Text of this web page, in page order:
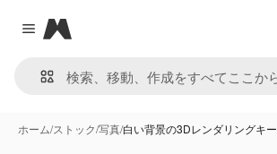
Close menu
Magnific
ホーム/ストック/写真/白い背景の3Dレンダリングキー